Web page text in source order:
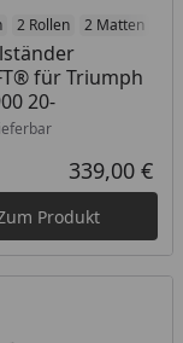
2 Branding-Optionen
2 Rollen 2 Matten
für Triumph
20-
nicht lieferbar
339,00 €
Produkt